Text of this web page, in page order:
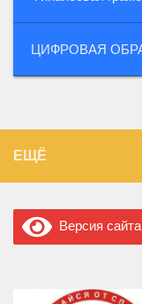
ЦИФРОВАЯ
ЕЩЁ
Версия